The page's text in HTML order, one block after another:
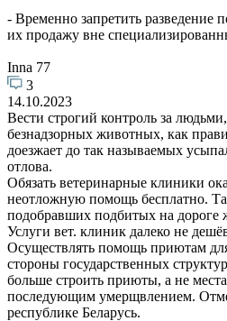
- Временно запретить разведение
их продажу вне
Inna 77
3
14.10.2023
Вести строгий контроль за
безнадзорных животных, как
доезжает до так называемых
отлова.
Обязать ветеринарные клиники
неотложную помощь бесплатно.
подобравших подбитых на дороге
Услуги вет. клиник далеко не
Осуществлять помощь приютам
стороны государственных
больше строить приюты, а не
последующим умерщвлением.
республике Беларусь.